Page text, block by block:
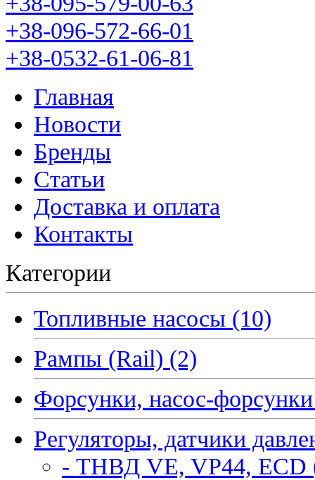
+38-096-572-66-01
+38-0532-61-06-81
Главная
Новости
Бренды
Статьи
Доставка и оплата
Контакты
Категории
Топливные насосы (10)
Рампы (Rail) (2)
Форсунки, насос-
Регуляторы, датчики
- ТНВД VE, VP44, ECD